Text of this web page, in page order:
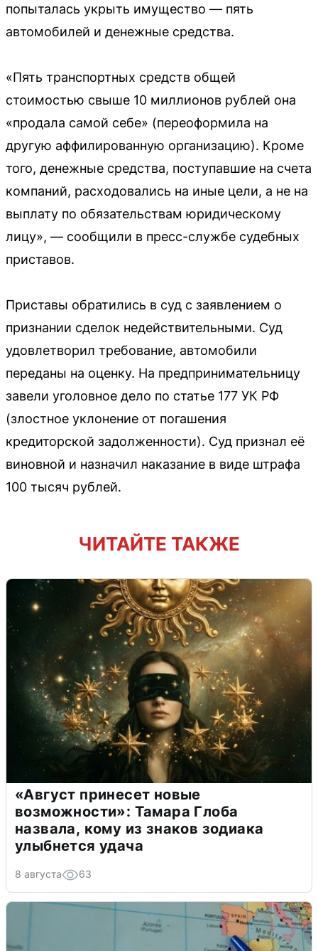
попыталась укрыть имущество — пять
автомобилей и денежные средства.
«Пять транспортных средств общей
стоимостью свыше 10 миллионов рублей она
«продала самой себе» (переоформила на
другую аффилированную организацию). Кроме
того, денежные средства, поступавшие на счета
компаний, расходовались на иные цели, а не на
выплату по обязательствам юридическому
лицу», — сообщили в пресс-службе судебных
приставов.
Приставы обратились в суд с заявлением о
признании сделок недействительными. Суд
удовлетворил требование, автомобили
переданы на оценку. На предпринимательницу
завели уголовное дело по статье 177 УК РФ
(злостное уклонение от погашения
кредиторской задолженности). Суд признал её
виновной и назначил наказание в виде штрафа
100 тысяч рублей.
ЧИТАЙТЕ ТАКЖЕ
«Август принесет новые
возможности»: Тамара Глоба
назвала, кому из знаков зодиака
улыбнется удача
8 августа 63